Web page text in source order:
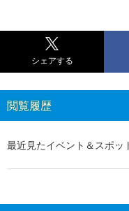
シェアする
閲覧履歴
最近見たイベント＆スポッ